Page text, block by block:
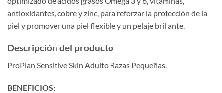
antioxidantes, cobre y zinc, para reforzar la protección de la
piel y promover una piel flexible y un pelaje brillante.
Descripción del producto
ProPlan Sensitive Skin Adulto Razas Pequeñas.
BENEFICIOS: